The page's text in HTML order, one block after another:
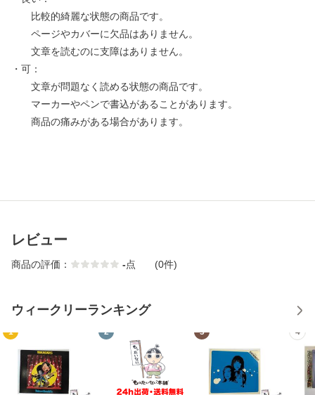
比較的綺麗な状態の商品です。
ページやカバーに欠品はありません。
文章を読むのに支障はありません。
・可：
文章が問題なく読める状態の商品です。
マーカーやペンで書込があることがあります。
商品の痛みがある場合があります。
レビュー
商品の評価： -点 (0件)
ウィークリーランキング
1 2 3 4